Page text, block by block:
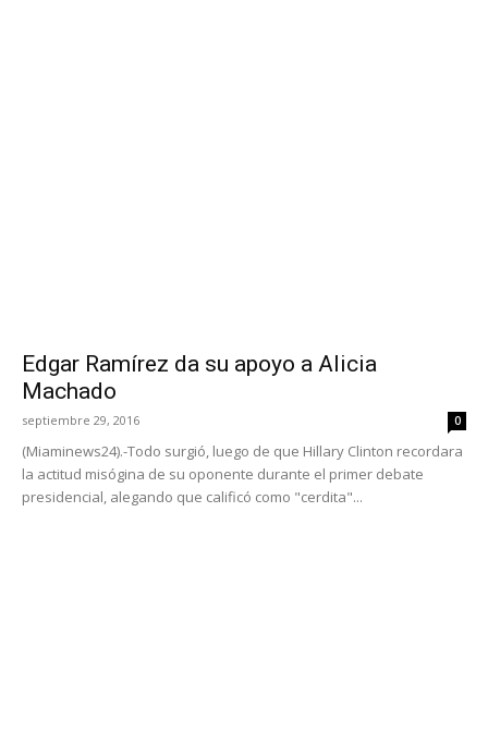
Edgar Ramírez da su apoyo a Alicia
Machado
septiembre 29, 2016 0
(Miaminews24).-Todo surgió, luego de que Hillary Clinton recordara
la actitud misógina de su oponente durante el primer debate
presidencial, alegando que calificó como "cerdita"...